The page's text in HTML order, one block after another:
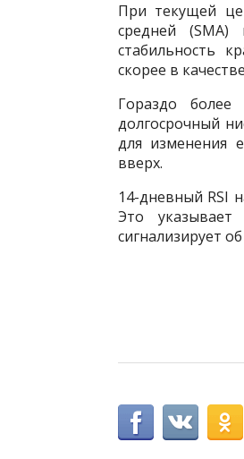
При текущей
средней
стабильность
скорее в
Гораздо
долгосрочный
для изменения
вверх.
14-дневный RSI
Это
сигнализирует